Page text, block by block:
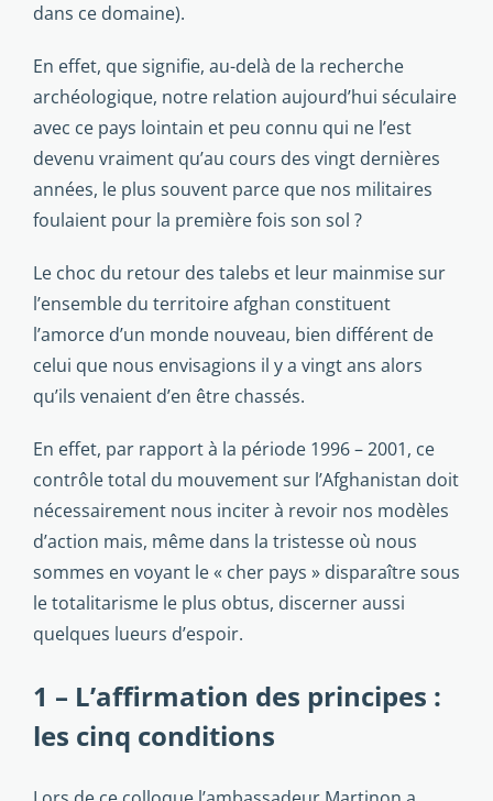
dans ce domaine).
En effet, que signifie, au-delà de la recherche
archéologique, notre relation aujourd’hui séculaire
avec ce pays lointain et peu connu qui ne l’est
devenu vraiment qu’au cours des vingt dernières
années, le plus souvent parce que nos militaires
foulaient pour la première fois son sol ?
Le choc du retour des talebs et leur mainmise sur
l’ensemble du territoire afghan constituent
l’amorce d’un monde nouveau, bien différent de
celui que nous envisagions il y a vingt ans alors
qu’ils venaient d’en être chassés.
En effet, par rapport à la période 1996 – 2001, ce
contrôle total du mouvement sur l’Afghanistan doit
nécessairement nous inciter à revoir nos modèles
d’action mais, même dans la tristesse où nous
sommes en voyant le « cher pays » disparaître sous
le totalitarisme le plus obtus, discerner aussi
quelques lueurs d’espoir.
1 – L’affirmation des principes :
les cinq conditions